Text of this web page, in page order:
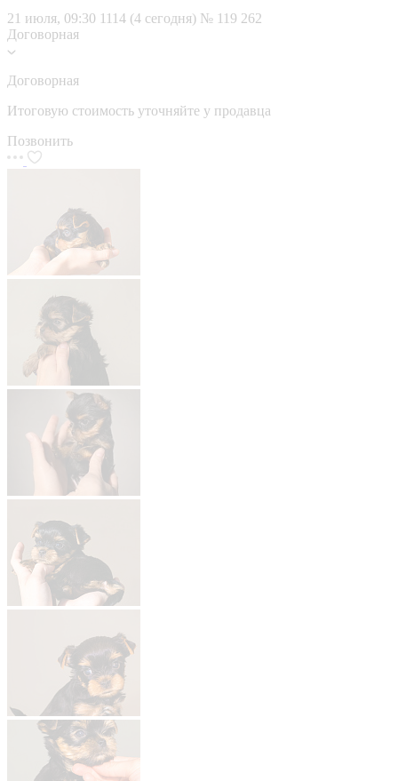
21 июля, 09:30 1114 (4 сегодня) № 119 262
Договорная
Договорная
Итоговую стоимость уточняйте у продавца
Позвонить